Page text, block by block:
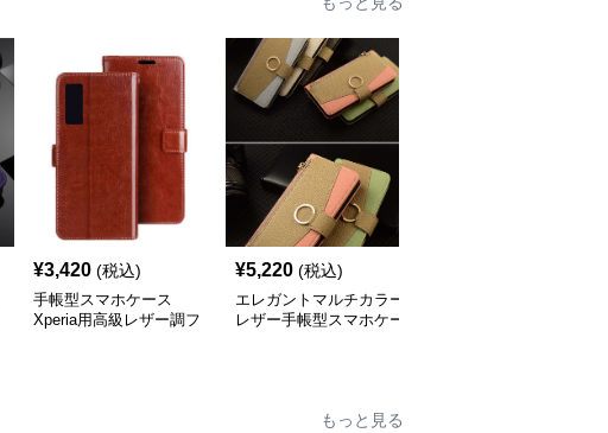
¥3,420 (税込)
手帳型スマホケース
Xperia用高級レザー調フ
¥5,220 (税込)
エレガントマルチカラー
レザー手帳型スマホケー
もっと見る